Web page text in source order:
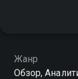
Жанр
Обзор,